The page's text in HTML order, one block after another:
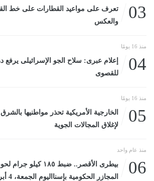
03
تعرف على مواعيد القطارات على خط
والعكس
منذ 16 يومًا
04
إعلام عبرى: سلاح الجو الإسرائيلى يرفع
للقصوى
منذ 16 يومًا
05
الخارجية الأمريكية تحذر مواطنيها
لإغلاق المجالات الجوية
منذ عام واحد
06
بيطرى الأقصر.. ضبط ١٨٥
المجازر الحكومية بإسنااليوم الجمعة، 4 أبريل 2025 08:54 مـ